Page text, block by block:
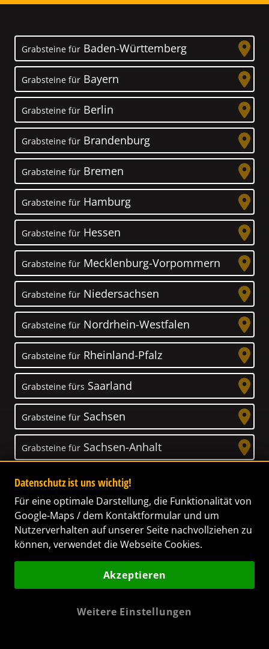
Grabsteine für Baden-Württemberg
Grabsteine für Bayern
Grabsteine für Berlin
Grabsteine für Brandenburg
Grabsteine für Bremen
Grabsteine für Hamburg
Grabsteine für Hessen
Grabsteine für Mecklenburg-Vorpommern
Grabsteine für Niedersachsen
Grabsteine für Nordrhein-Westfalen
Grabsteine für Rheinland-Pfalz
Grabsteine fürs Saarland
Grabsteine für Sachsen
Grabsteine für Sachsen-Anhalt
Grabsteine für Schleswig-Holstein
Grabsteine fürThüringen
Unser Anspruch
Das Leben ist ein Geschenk! – Nun haben wir
Datenschutz ist uns wichtig!
Für eine optimale Darstellung, die Funktionalität von
Google-Maps / dem Kontaktformular und um
Nutzerverhalten auf unserer Seite nachvollziehen zu
können, verwendet die Webseite Cookies.
Akzeptieren
Weitere Einstellungen